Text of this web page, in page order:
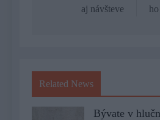
aj návšteve
Related News
Bývate v